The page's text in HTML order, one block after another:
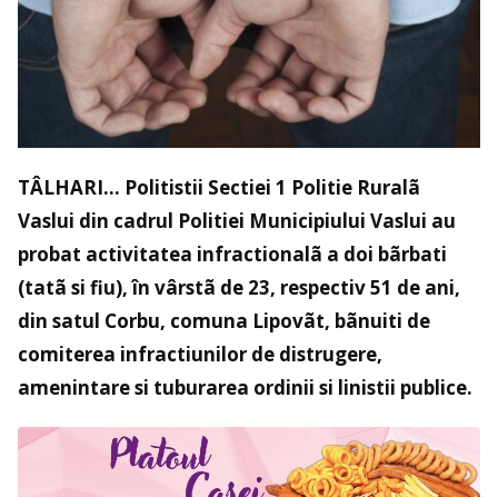
TÂLHARI… Politistii Sectiei 1 Politie Ruralã
Vaslui din cadrul Politiei Municipiului Vaslui au
probat activitatea infractionalã a doi bãrbati
(tatã si fiu), în vârstã de 23, respectiv 51 de ani,
din satul Corbu, comuna Lipovãt, bãnuiti de
comiterea infractiunilor de distrugere,
amenintare si tuburarea ordinii si linistii publice.